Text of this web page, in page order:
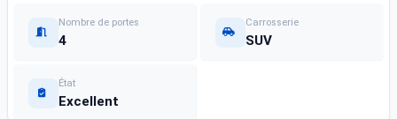
Nombre de portes
4
Carrosserie
SUV
État
Excellent